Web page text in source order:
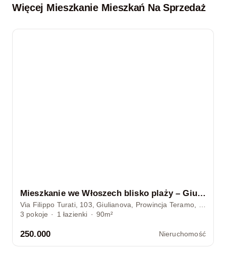
Więcej Mieszkanie Mieszkań Na Sprzedaż
Mieszkanie we Włoszech blisko plaży – Giulianova, Abruzja
Via Filippo Turati, 103, Giulianova, Prowincja Teramo, Włochy
3 pokoje · 1 łazienki · 90m²
250.000 Nieruchomość